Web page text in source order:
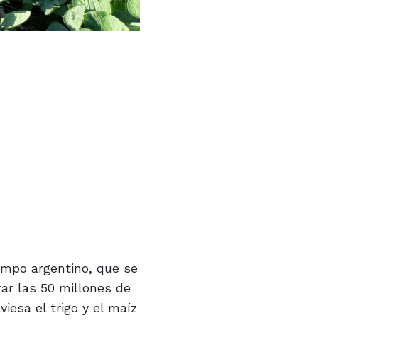
argentino, que se
las 50 millones de
el trigo y el maíz